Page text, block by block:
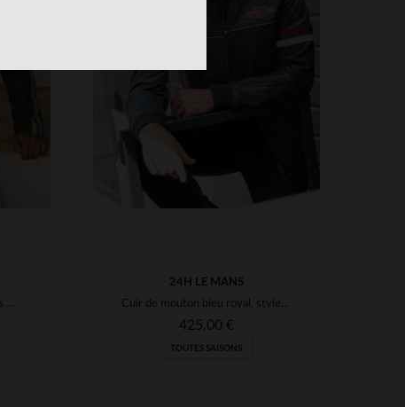
Cuir d'agneau vert, inspiré des 24H du Mans.Style motard, intemporel.
24H LE MANS
Cuir de mouton bleu royal, style motard inspiré des 24 Heures du Mans.
425,00 €
TOUTES SAISONS